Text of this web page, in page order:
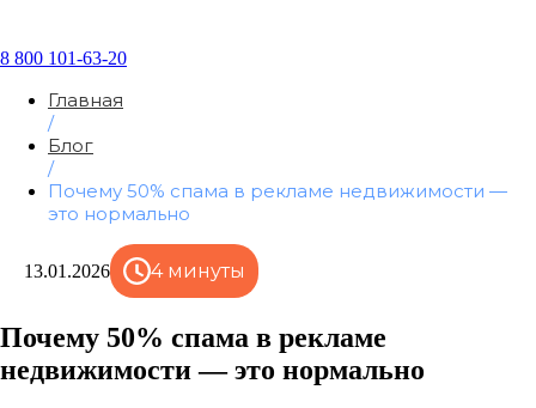
8 800 101-63-20
Главная
/
Блог
/
Почему 50% спама в рекламе недвижимости —
это нормально
13.01.2026 4 минуты
Почему 50% спама в рекламе
недвижимости — это нормально